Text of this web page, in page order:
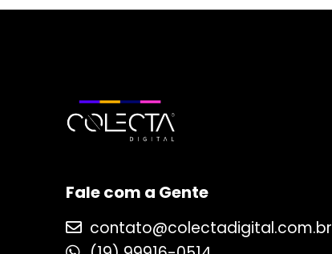
Fale com a Gente
contato@colectadigital.com.br